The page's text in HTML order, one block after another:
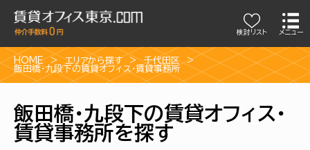
検討リスト メニュー
HOME エリアから探す
千代田区
飯田橋・九段下の賃貸オフィス・賃貸事務所
飯田橋・九段下の賃貸オフィス・
賃貸事務所を探す